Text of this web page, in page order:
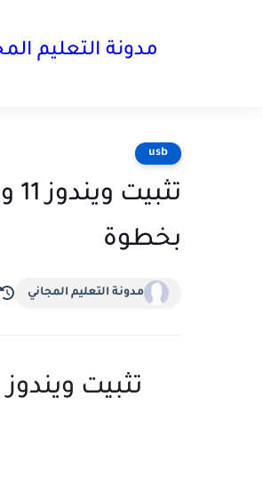
مدونة التعليم
usb
بخطوة
مدونة التعليم المجاني